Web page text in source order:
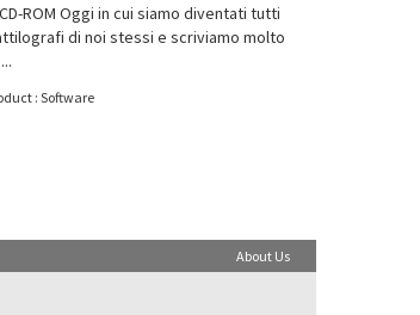
ROM Oggi in cui siamo diventati tutti
di noi stessi e scriviamo molto
: Software
About Us